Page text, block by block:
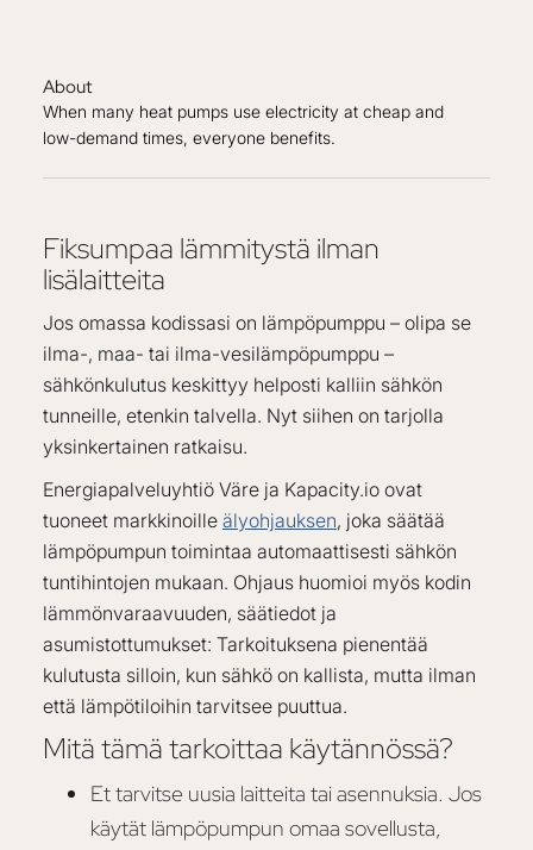
About
When many heat pumps use electricity at cheap and
low-demand times, everyone benefits.
Fiksumpaa lämmitystä ilman
lisälaitteita
Jos omassa kodissasi on lämpöpumppu – olipa se
ilma-, maa- tai ilma-vesilämpöpumppu –
sähkönkulutus keskittyy helposti kalliin sähkön
tunneille, etenkin talvella. Nyt siihen on tarjolla
yksinkertainen ratkaisu.
Energiapalveluyhtiö Väre ja Kapacity.io ovat
tuoneet markkinoille älyohjauksen, joka säätää
lämpöpumpun toimintaa automaattisesti sähkön
tuntihintojen mukaan. Ohjaus huomioi myös kodin
lämmönvaraavuuden, säätiedot ja
asumistottumukset: Tarkoituksena pienentää
kulutusta silloin, kun sähkö on kallista, mutta ilman
että lämpötiloihin tarvitsee puuttua.
Mitä tämä tarkoittaa käytännössä?
Et tarvitse uusia laitteita tai asennuksia. Jos
käytät lämpöpumpun omaa sovellusta,